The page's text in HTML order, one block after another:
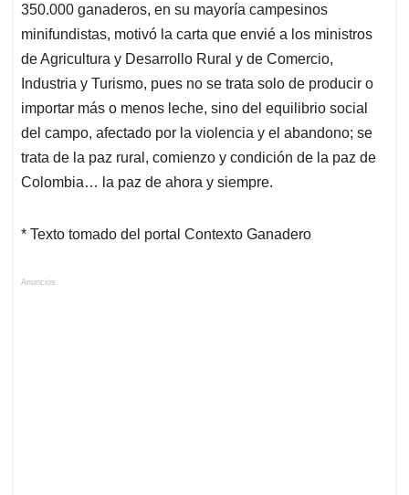
350.000 ganaderos, en su mayoría campesinos
minifundistas, motivó la carta que envié a los ministros
de Agricultura y Desarrollo Rural y de Comercio,
Industria y Turismo, pues no se trata solo de producir o
importar más o menos leche, sino del equilibrio social
del campo, afectado por la violencia y el abandono; se
trata de la paz rural, comienzo y condición de la paz de
Colombia… la paz de ahora y siempre.
* Texto tomado del portal Contexto Ganadero
Anuncios.